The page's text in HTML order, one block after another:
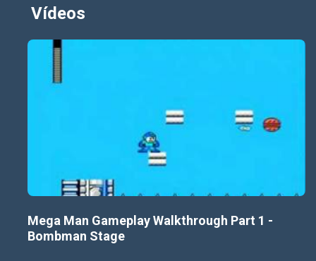
Vídeos
Mega Man Gameplay Walkthrough Part 1 -
Bombman Stage